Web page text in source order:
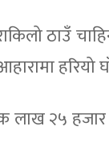
ठाउँ
लाख २५